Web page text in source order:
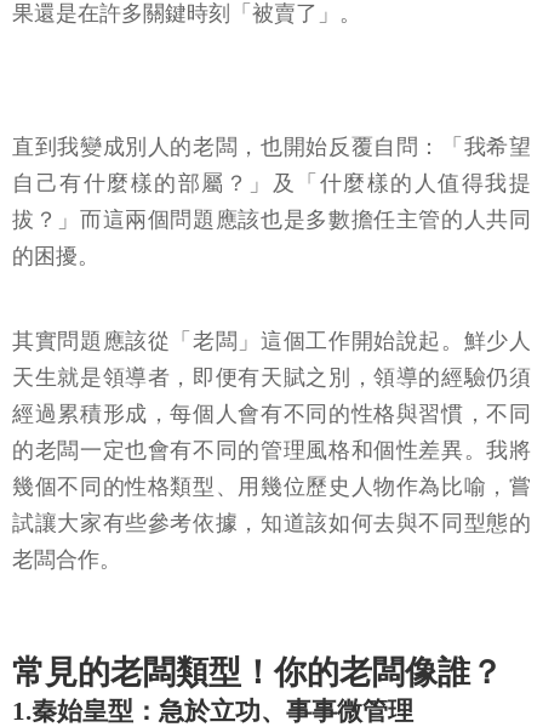
果還是在許多關鍵時刻「被賣了」。
直到我變成別人的老闆，也開始反覆自問：「我希望
自己有什麼樣的部屬？」及「什麼樣的人值得我提
拔？」而這兩個問題應該也是多數擔任主管的人共同
的困擾。
其實問題應該從「老闆」這個工作開始說起。鮮少人
天生就是領導者，即便有天賦之別，領導的經驗仍須
經過累積形成，每個人會有不同的性格與習慣，不同
的老闆一定也會有不同的管理風格和個性差異。我將
幾個不同的性格類型、用幾位歷史人物作為比喻，嘗
試讓大家有些參考依據，知道該如何去與不同型態的
老闆合作。
常見的老闆類型！你的老闆像誰？
1.秦始皇型：急於立功、事事微管理